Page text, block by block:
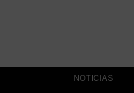
NOTICIAS